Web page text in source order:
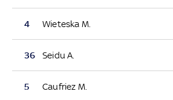
4 Wieteska M.
36 Seidu A.
5 Caufriez M.